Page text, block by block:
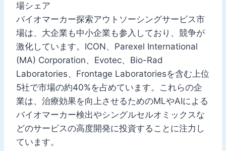
場シェア
バイオマーカー探索アウトソーシングサービス市
場は、大企業も中小企業も参入しており、競争が
激化しています。ICON、Parexel International
(MA) Corporation、Evotec、Bio-Rad
Laboratories、Frontage Laboratoriesを含む上位
5社で市場の約40%を占めています。これらの企
業は、治療効果を向上させるためのMLやAIによる
バイオマーカー検出やシングルセルオミックスな
どのサービスの高度開発に投資することに注力し
ています。